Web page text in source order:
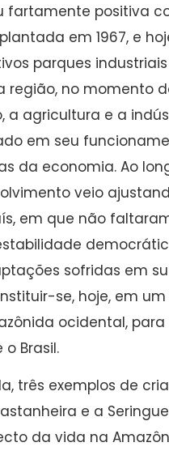
fartamente positiva
em 1967, e
parques
região, no momento
a agricultura e a
em seu
da economia. Ao
veio
em que não
sofridas em
se, hoje, em
ocidental,
Brasil.
três exemplos de
e a
da vida na